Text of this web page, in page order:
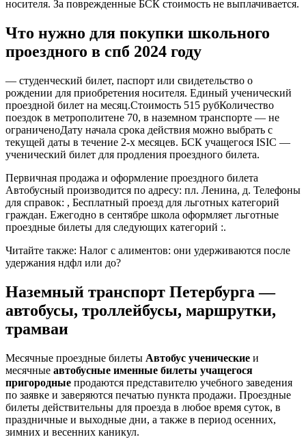
носителя. За поврежденные БСК стоимость не выплачивается.
Что нужно для покупки школьного
проездного в спб 2024 году
— cтуденческий билет, паспорт или свидетельство о
рождении для приобретения носителя. Единый ученический
проездной билет на месяц.Стоимость 515 рубКоличество
поездок в метрополитене 70, в наземном транспорте — не
ограниченоДату начала срока действия можно выбрать с
текущей даты в течение 2-х месяцев. БСК учащегося ISIC —
ученический билет для продления проездного билета.
Первичная продажа и оформление проездного билета
Автобусный производится по адресу: пл. Ленина, д. Телефоны
для справок: , Бесплатный проезд для льготных категорий
граждан. Ежегодно в сентябре школа оформляет льготные
проездные билеты для следующих категорий :.
Читайте также: Налог с алиментов: они удерживаются после
удержания ндфл или до?
Наземный транспорт Петербурга —
автобусы, троллейбусы, маршрутки,
трамваи
Месячные проездные билеты Автобус ученические и
месячные автобусные именные билеты учащегося
пригородные продаются представителю учебного заведения
по заявке и заверяются печатью пункта продажи. Проездные
билеты действительны для проезда в любое время суток, в
праздничные и выходные дни, а также в период осенних,
зимних и весенних каникул.